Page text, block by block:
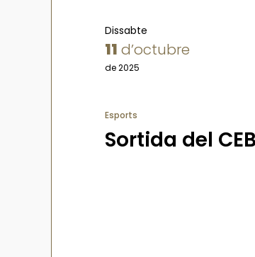
Sortida del
Esports
Dissabte
11 d’octubre
de 2025